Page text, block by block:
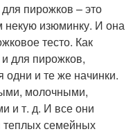
пирожков – это
некую изюминку. И она
тесто. Как
для пирожков,
одни и те же начинки.
молочными,
и т. д. И все они
теплых семейных